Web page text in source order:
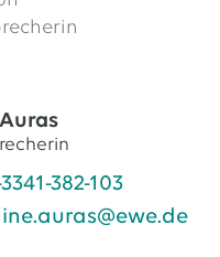
382-103